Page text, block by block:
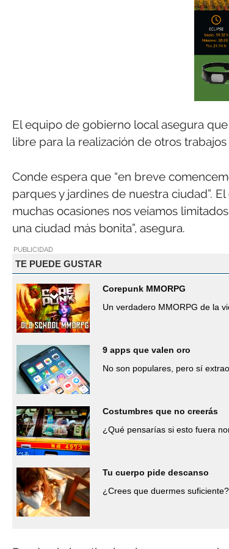
El equipo de gobierno local asegura
libre para la realización de otros
Conde espera que “en breve
parques y jardines de nuestra ciudad”.
muchas ocasiones nos veíamos
una ciudad más bonita”, asegura.
PUBLICIDAD
TE PUEDE GUSTAR
Corepunk MMORPG
Un verdadero MMORPG de la
9 apps que valen oro
No son populares, pero sí
Costumbres que no creerás
¿Qué pensarías si esto fuera
Tu cuerpo pide descanso
¿Crees que duermes